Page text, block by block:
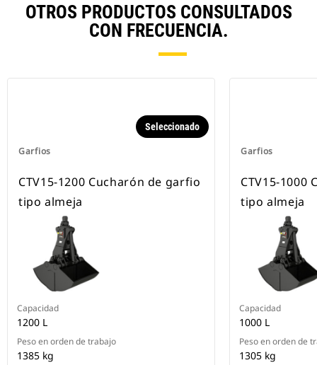
OTROS PRODUCTOS CONSULTADOS
CON FRECUENCIA.
Garfios
Seleccionado
CTV15-1200 Cucharón de garfio
tipo almeja
Capacidad
1200 L
Peso en orden de trabajo
1385 kg
Garfios
CTV15-1000
tipo almeja
Capacidad
1000 L
Peso en orden de
1305 kg